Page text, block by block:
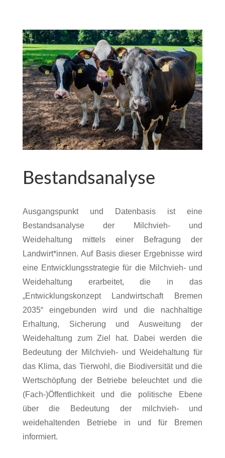
Bestandsanalyse
Ausgangspunkt und Datenbasis ist eine
Bestandsanalyse der Milchvieh- und
Weidehaltung mittels einer Befragung der
Landwirt*innen. Auf Basis dieser Ergebnisse wird
eine Entwicklungsstrategie für die Milchvieh- und
Weidehaltung erarbeitet, die in das
„Entwicklungskonzept Landwirtschaft Bremen
2035“ eingebunden wird und die nachhaltige
Erhaltung, Sicherung und Ausweitung der
Weidehaltung zum Ziel hat. Dabei werden die
Bedeutung der Milchvieh- und Weidehaltung für
das Klima, das Tierwohl, die Biodiversität und die
Wertschöpfung der Betriebe beleuchtet und die
(Fach-)Öffentlichkeit und die politische Ebene
über die Bedeutung der milchvieh- und
weidehaltenden Betriebe in und für Bremen
informiert.